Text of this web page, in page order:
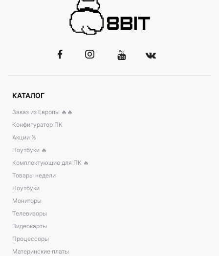
КАТАЛОГ
Заказ из Европы 🔥🔥
Конфигуратор ПК
Акции %
Ноутбуки 🔥
Комплектующие для ПК 🔥
Товары недели
Ноутбуки
Мониторы
Телевизоры
Видеокарты
Процессоры
Материнские платы